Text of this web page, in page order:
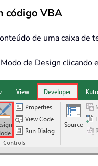
código VBA
de uma caixa de
de Design clicando